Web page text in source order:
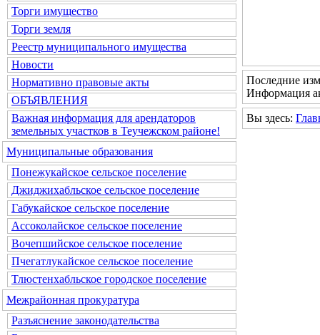
Торги имущество
Торги земля
Реестр муниципального имущества
Новости
Нормативно правовые акты
ОБЪЯВЛЕНИЯ
Важная информация для арендаторов
земельных участков в Теучежском районе!
Муниципальные образования
Понежукайское сельское поселение
Джиджихабльское сельское поселение
Габукайское сельское поселение
Ассоколайское сельское поселение
Вочепшийское сельское поселение
Пчегатлукайское сельское поселение
Тлюстенхабльское городское поселение
Межрайонная прокуратура
Разъяснение законодательства
Последние
Информация
Вы здесь: